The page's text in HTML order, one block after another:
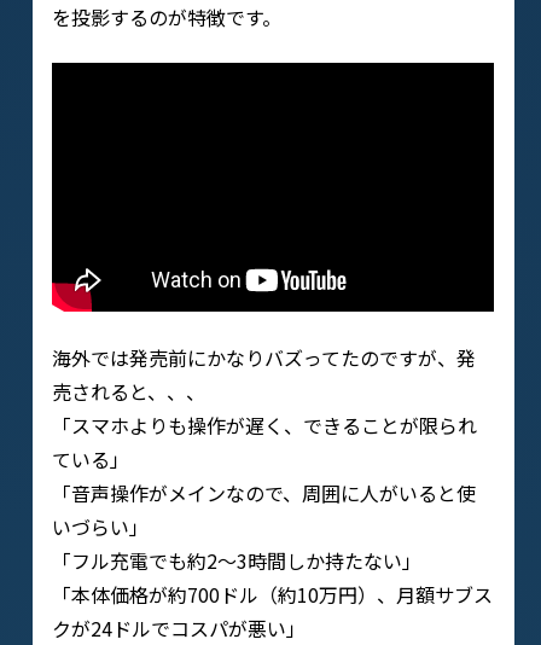
を投影するのが特徴です。
海外では発売前にかなりバズってたのですが、発
売されると、、、
「スマホよりも操作が遅く、できることが限られ
ている」
「音声操作がメインなので、周囲に人がいると使
いづらい」
「フル充電でも約2〜3時間しか持たない」
「本体価格が約700ドル（約10万円）、月額サブス
クが24ドルでコスパが悪い」